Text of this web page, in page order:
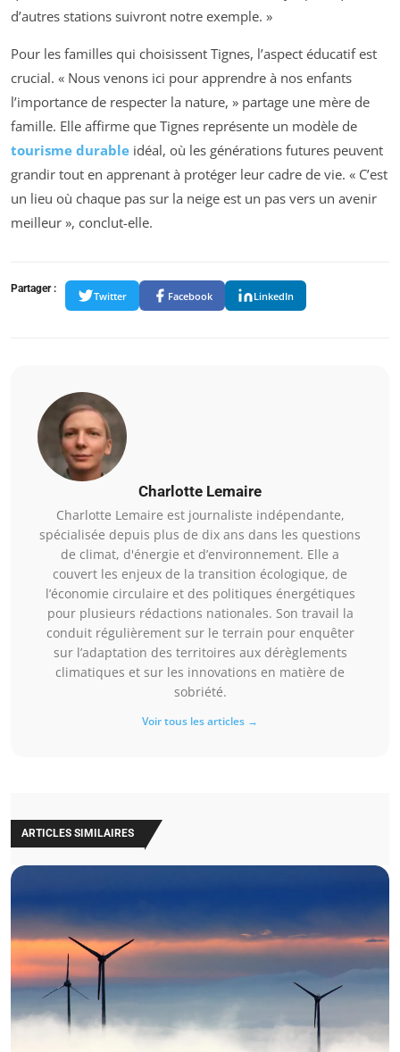
d’autres stations suivront notre exemple. »
Pour les familles qui choisissent Tignes, l’aspect éducatif est
crucial. « Nous venons ici pour apprendre à nos enfants
l’importance de respecter la nature, » partage une mère de
famille. Elle affirme que Tignes représente un modèle de
tourisme durable idéal, où les générations futures peuvent
grandir tout en apprenant à protéger leur cadre de vie. « C’est
un lieu où chaque pas sur la neige est un pas vers un avenir
meilleur », conclut-elle.
Partager :
Twitter Facebook LinkedIn
Charlotte Lemaire
Charlotte Lemaire est journaliste indépendante,
spécialisée depuis plus de dix ans dans les questions
de climat, d'énergie et d’environnement. Elle a
couvert les enjeux de la transition écologique, de
l’économie circulaire et des politiques énergétiques
pour plusieurs rédactions nationales. Son travail la
conduit régulièrement sur le terrain pour enquêter
sur l’adaptation des territoires aux dérèglements
climatiques et sur les innovations en matière de
sobriété.
Voir tous les articles →
ARTICLES SIMILAIRES